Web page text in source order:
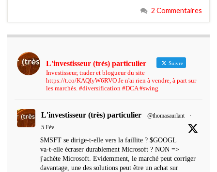
2 Commentaires
L'investisseur (très) particulier Suivre
Investisseur, trader et blogueur du site
https://t.co/KAQIyW6RVO Je n'ai rien à vendre, à part sur
les marchés. #diversification #DCA #swing
L'investisseur (très) particulier @thomasaurlant
·
5 Fév
$MSFT se dirige-t-elle vers la faillite ? $GOOGL
va-t-elle écraser durablement Microsoft ? NON =>
j'achète Microsoft. Evidemment, le marché peut corriger
davantage, une des solutions peut être un achat sur